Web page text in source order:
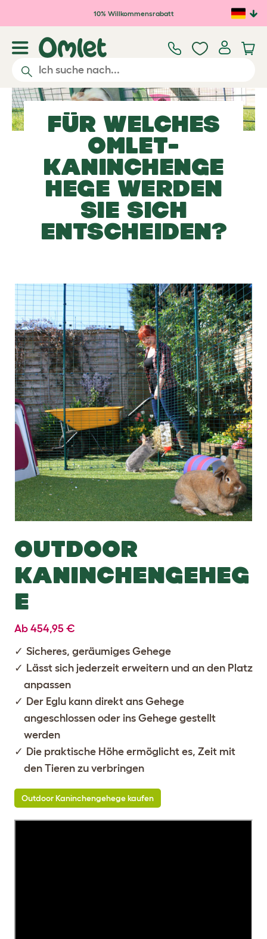
Zum Hauptinhalt springen
10% Willkommensrabatt
FÜR WELCHES
OMLET-
KANINCHENGE
HEGE WERDEN
SIE SICH
ENTSCHEIDEN?
OUTDOOR
KANINCHENGEHEG
E
Ab 454,95 €
Sicheres, geräumiges Gehege
Lässt sich jederzeit erweitern und an den Platz
anpassen
Der Eglu kann direkt ans Gehege
angeschlossen oder ins Gehege gestellt
werden
Die praktische Höhe ermöglicht es, Zeit mit
den Tieren zu verbringen
Outdoor Kaninchengehege kaufen